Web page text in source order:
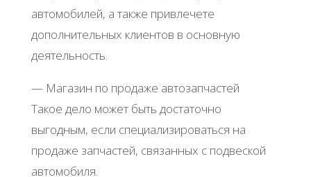
автомобилей, а также привлечете
дополнительных клиентов в основную
деятельность.
— Магазин по продаже автозапчастей
Такое дело может быть достаточно
выгодным, если специализироваться на
продаже запчастей, связанных с подвеской
автомобиля.